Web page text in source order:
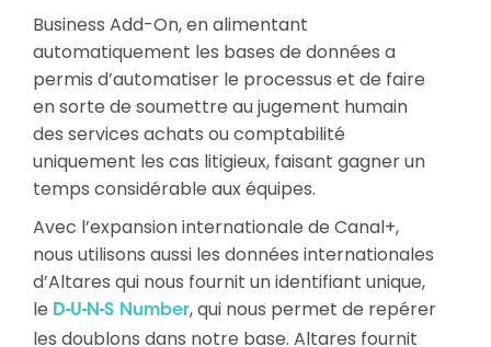
Business Add-On, en alimentant
automatiquement les bases de données a
permis d’automatiser le processus et de faire
en sorte de soumettre au jugement humain
des services achats ou comptabilité
uniquement les cas litigieux, faisant gagner un
temps considérable aux équipes.
Avec l’expansion internationale de Canal+,
nous utilisons aussi les données internationales
d’Altares qui nous fournit un identifiant unique,
le D-U-N-S Number, qui nous permet de repérer
les doublons dans notre base. Altares fournit